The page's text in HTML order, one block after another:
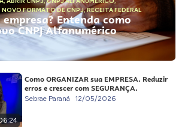
NOVO FORMATO DE CNPJ,RECEITA FEDERAL
Entenda como
CNPJ Alfanumérico
Como ORGANIZAR sua EMPRESA. Reduzir
erros e crescer com SEGURANÇA.
Sebrae Paraná 12/05/2026